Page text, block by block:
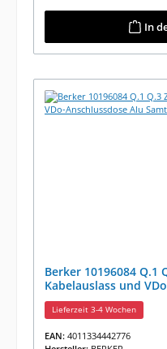
In
Berker 10196084 Q.1
Kabelauslass und
Lackiert
Lieferzeit 3-4 Wochen
EAN: 4011334442776